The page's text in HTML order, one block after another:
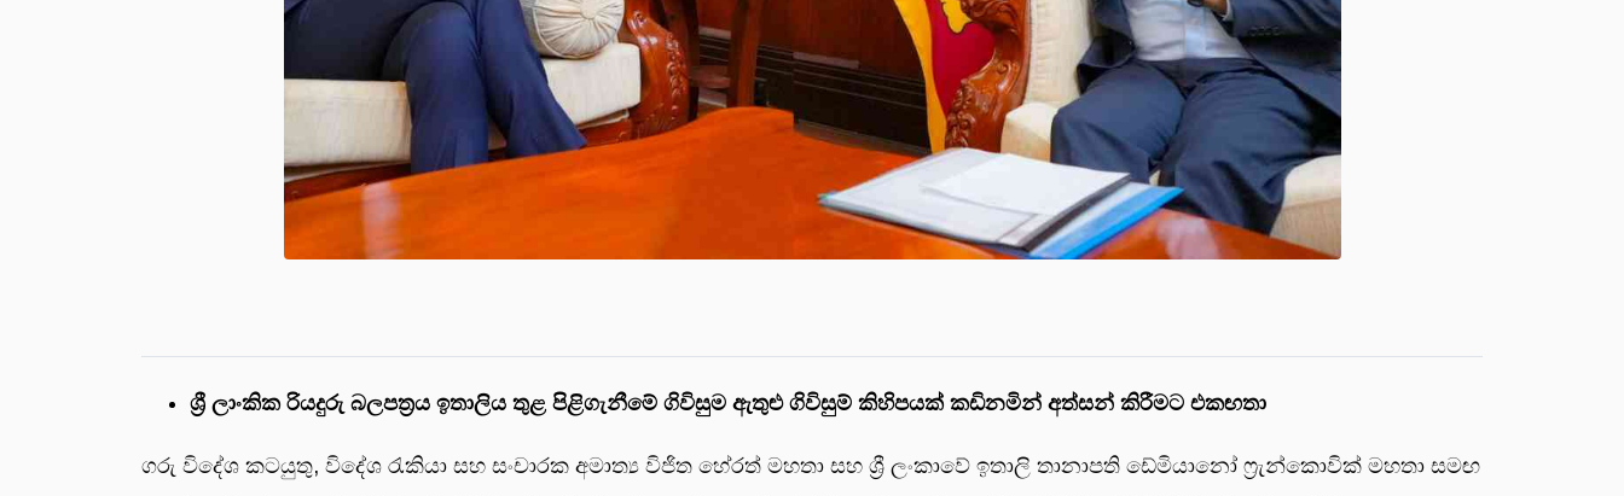
ශ්‍රී ලාංකික රියදුරු බලපත්‍රය ඉතාලිය තුළ පිළිගැනීමේ ගිවිසුම ඇතුළු ගිවිසුම් කිහිපයක් කඩිනමින් අත්සන් කිරීමට එකඟතා
ගරු විදේශ කටයුතු, විදේශ රැකියා සහ සංචාරක අමාත්‍ය විජිත හේරත් මහතා සහ ශ්‍රී ලංකාවේ ඉතාලි තානාපති ඩේමියානෝ ෆ්‍රැන්කොවික් මහතා සමඟ